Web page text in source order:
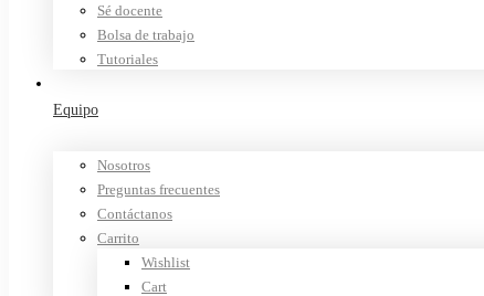
Sé docente
Bolsa de trabajo
Tutoriales
Equipo
Nosotros
Preguntas frecuentes
Contáctanos
Carrito
Wishlist
Cart